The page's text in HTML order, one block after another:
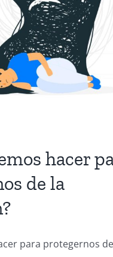
hacer
de la
para protegernos